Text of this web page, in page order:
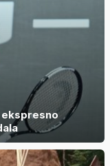
ekspresno